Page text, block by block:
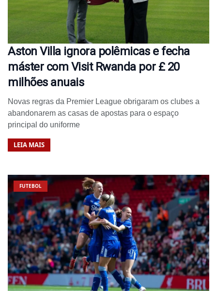
Aston Villa ignora polêmicas e fecha
máster com Visit Rwanda por £ 20
milhões anuais
Novas regras da Premier League obrigaram os clubes a
abandonarem as casas de apostas para o espaço
principal do uniforme
LEIA MAIS
FUTEBOL